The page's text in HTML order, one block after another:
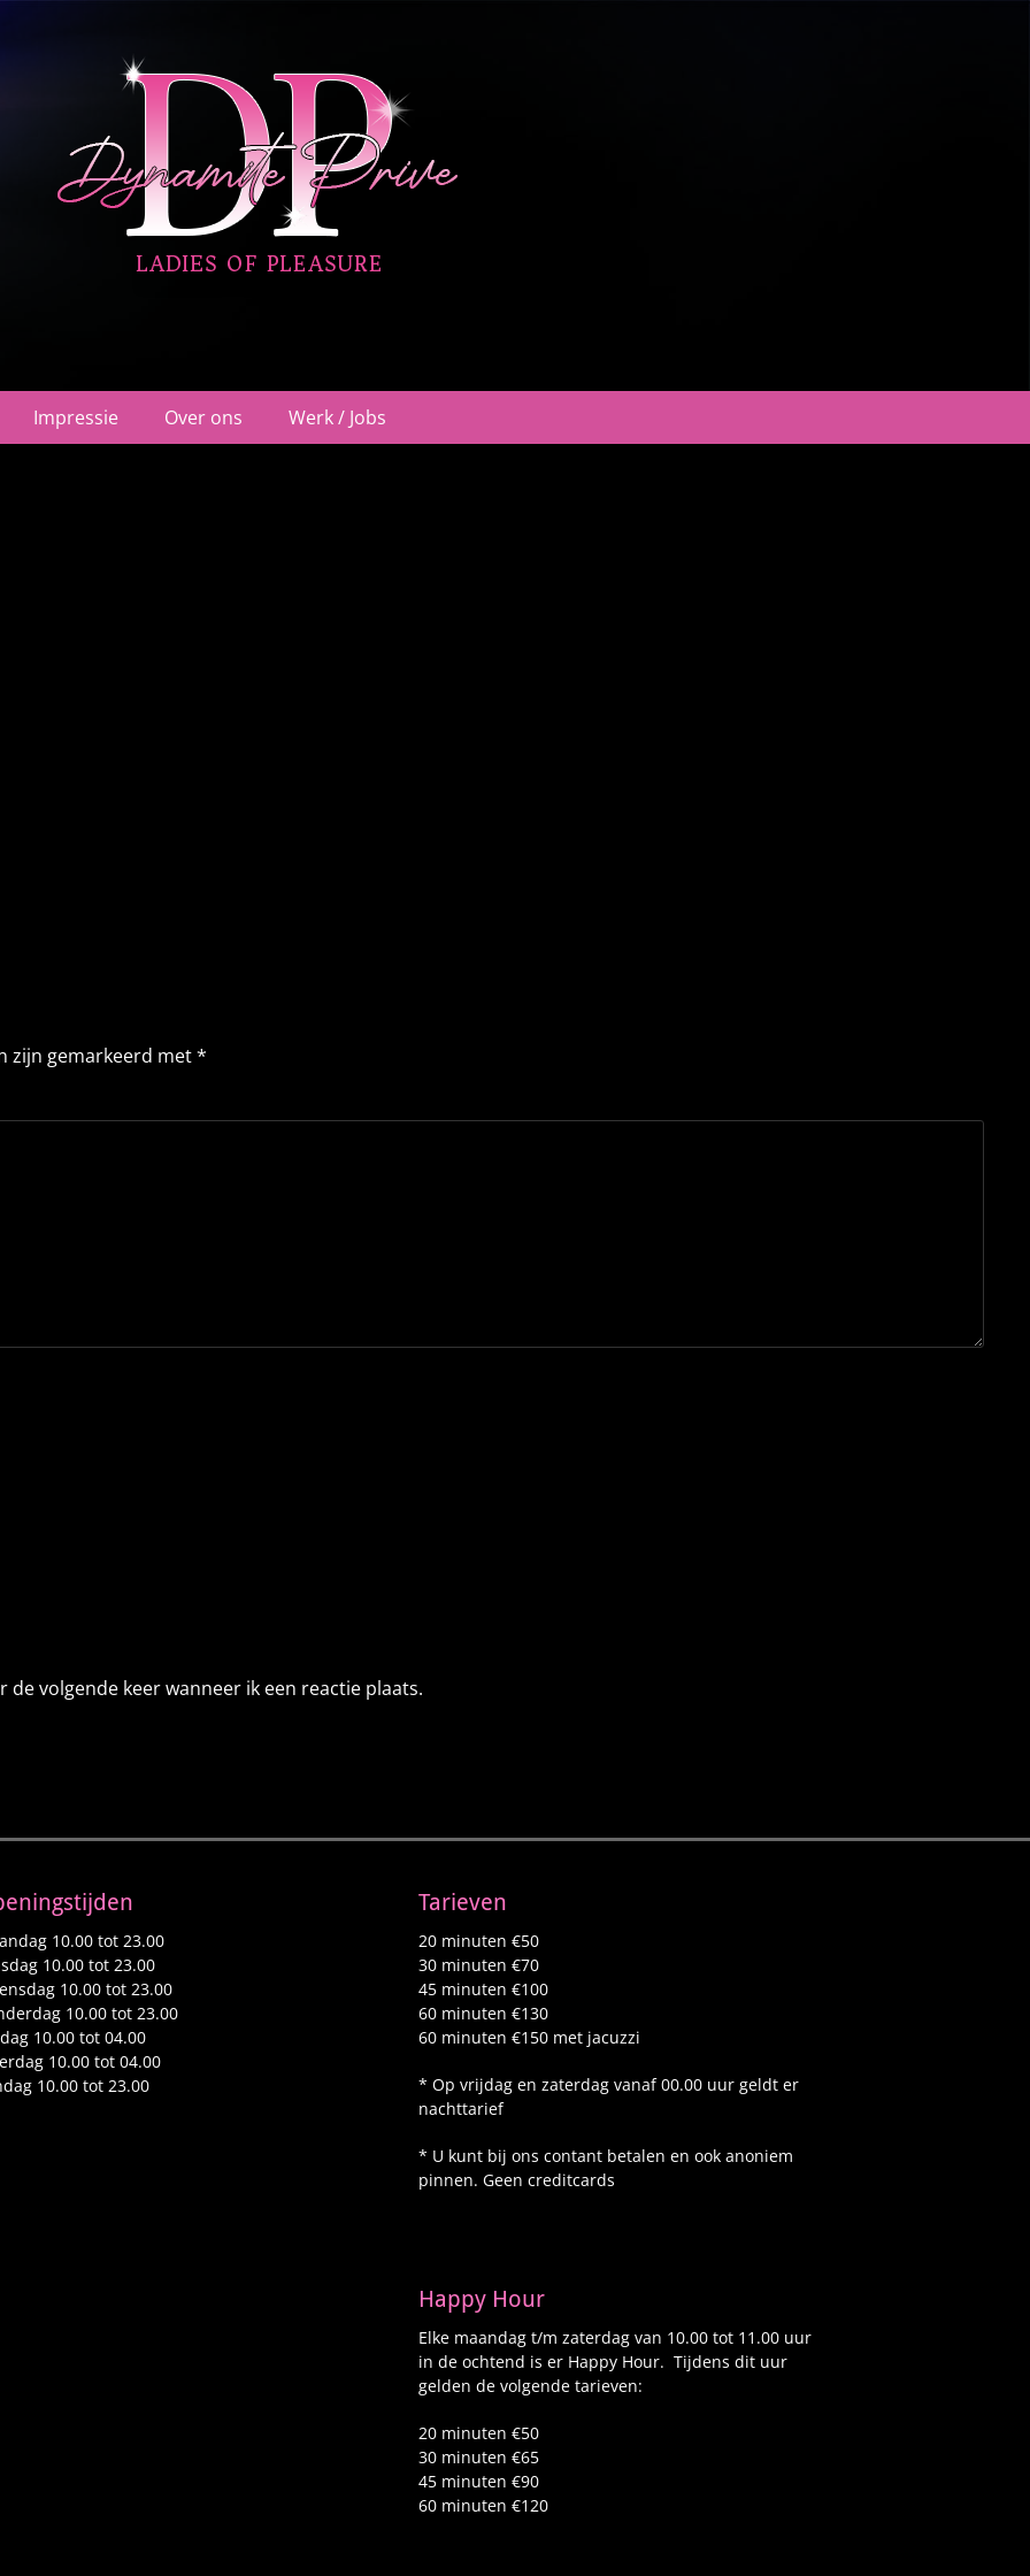
Nieuwegein
Impressie Over ons Werk / Jobs
zijn gemarkeerd met*
volgende keer wanneer ik een reactie plaats.
10.00 tot 23.00
10.00 tot 23.00
10.00 tot 23.00
10.00 tot 23.00
10.00 tot 04.00
10.00 tot 04.00
10.00 tot 23.00
Tarieven
20 minuten €50
30 minuten €70
45 minuten €100
60 minuten €130
60 minuten €150 met jacuzzi
* Op vrijdag en zaterdag vanaf 00.00 uur geldt er
nachttarief
* U kunt bij ons contant betalen en ook anoniem
pinnen. Geen creditcards
Happy Hour
Elke maandag t/m zaterdag van 10.00 tot 11.00 uur
in de ochtend is er Happy Hour. Tijdens dit uur
gelden de volgende tarieven:
20 minuten €50
30 minuten €65
45 minuten €90
60 minuten €120